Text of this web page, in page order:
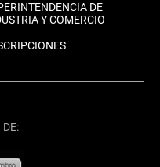
DE
Y COMERCIO